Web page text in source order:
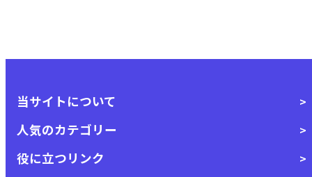
当サイトについて
人気のカテゴリー
役に立つリンク